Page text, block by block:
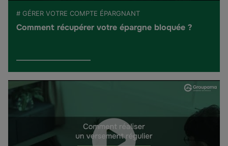
# GÉRER VOTRE COMPTE ÉPARGNANT
Comment récupérer votre épargne bloquée ?